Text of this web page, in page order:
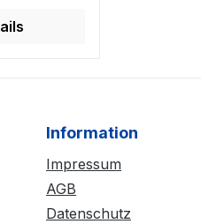
Information
Impressum
AGB
Datenschutz